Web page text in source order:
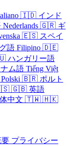
🇮🇩 インド
Nederlands 🇬🇷 ギ
🇪🇸 スペイ
語 Filipino 🇩🇪
ハンガリー語
ム語 Tiếng Việt
Polski 🇧🇷 ポルト
🇬🇧 英語
中文 🇹🇼 🇭🇰
要 プライバシー